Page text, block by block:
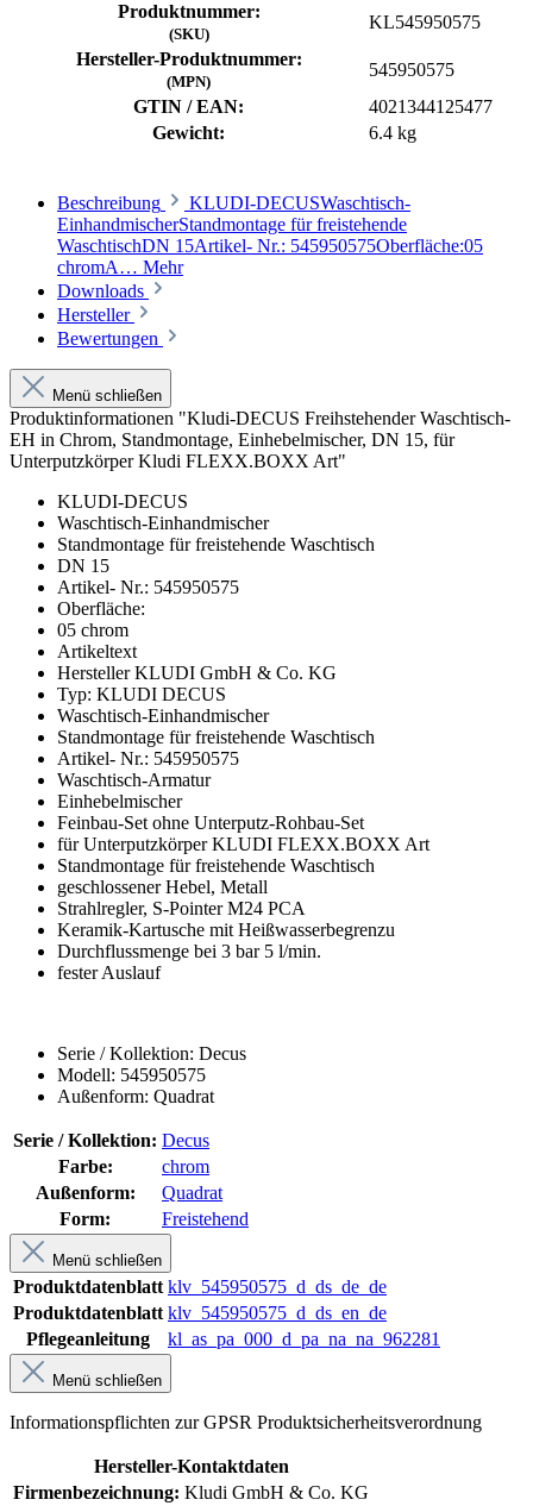
Produktnummer:
(SKU)
KL545950575
Hersteller-Produktnummer:
(MPN)
545950575
GTIN / EAN:
4021344125477
Gewicht:
6.4 kg
Beschreibung
KLUDI-DECUSWaschtisch-
EinhandmischerStandmontage für freistehende
WaschtischDN 15Artikel- Nr.: 545950575Oberfläche:05
chromA… Mehr
Downloads
Hersteller
Bewertungen
Menü schließen
Produktinformationen "Kludi-DECUS Freihstehender Waschtisch-
EH in Chrom, Standmontage, Einhebelmischer, DN 15, für
Unterputzkörper Kludi FLEXX.BOXX Art"
KLUDI-DECUS
Waschtisch-Einhandmischer
Standmontage für freistehende Waschtisch
DN 15
Artikel- Nr.: 545950575
Oberfläche:
05 chrom
Artikeltext
Hersteller KLUDI GmbH & Co. KG
Typ: KLUDI DECUS
Waschtisch-Einhandmischer
Standmontage für freistehende Waschtisch
Artikel- Nr.: 545950575
Waschtisch-Armatur
Einhebelmischer
Feinbau-Set ohne Unterputz-Rohbau-Set
für Unterputzkörper KLUDI FLEXX.BOXX Art
Standmontage für freistehende Waschtisch
geschlossener Hebel, Metall
Strahlregler, S-Pointer M24 PCA
Keramik-Kartusche mit Heißwasserbegrenzu
Durchflussmenge bei 3 bar 5 l/min.
fester Auslauf
Serie / Kollektion: Decus
Modell: 545950575
Außenform: Quadrat
Serie / Kollektion: Decus
Farbe:
chrom
Außenform:
Quadrat
Form:
Freistehend
Menü schließen
Produktdatenblatt klv_545950575_d_ds_de_de
Produktdatenblatt klv_545950575_d_ds_en_de
Pflegeanleitung
kl_as_pa_000_d_pa_na_na_962281
Menü schließen
Informationspflichten zur GPSR Produktsicherheitsverordnung
Hersteller-Kontaktdaten
Firmenbezeichnung: Kludi GmbH & Co. KG